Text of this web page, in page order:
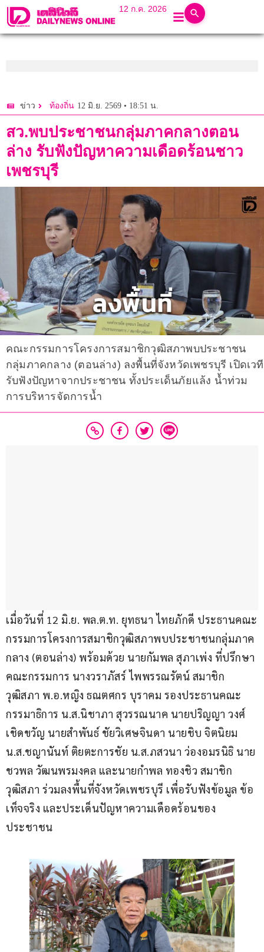
12 ก.ค. 2026
ข่าว ท้องถิ่น 12 มิ.ย. 2569 • 18:51 น.
สว.พบประชาชนกลุ่มภาคกลางตอน
ล่าง รับฟังปัญหาความเดือดร้อนชาว
เพชรบุรี
คณะกรรมการโครงการสมาชิกวุฒิสภาพบประชาชน
กลุ่มภาคกลาง (ตอนล่าง) ลงพื้นที่จังหวัดเพชรบุรี เปิดเวที
รับฟังปัญหาจากประชาชน ทั้งประเด็นภัยแล้ง น้ำท่วม
การบริหารจัดการน้ำ
เมื่อวันที่ 12 มิ.ย. พล.ต.ท. ยุทธนา ไทยภักดี ประธานคณะ
กรรมการโครงการสมาชิกวุฒิสภาพบประชาชนกลุ่มภาค
กลาง (ตอนล่าง) พร้อมด้วย นายกัมพล สุภาเพ่ง ที่ปรึกษา
คณะกรรมการ นางวราภัสร์ ไพพรรณรัตน์ สมาชิก
วุฒิสภา พ.อ.หญิง ธณตศกร บุราคม รองประธานคณะ
กรรมาธิการ น.ส.นิชาภา สุวรรณนาค นายปริญญา วงศ์
เชิดขวัญ นายสำพันธ์ ชัยวิเศษจินดา นายชิบ จิตนิยม
น.ส.ชญานันท์ ติยตะการชัย น.ส.ภสวนา ว่องอมรนิธิ นาย
ชวพล วัฒนพรมงคล และนายกำพล ทองชิว สมาชิก
วุฒิสภา ร่วมลงพื้นที่จังหวัดเพชรบุรี เพื่อรับฟังข้อมูล ข้อ
เท็จจริง และประเด็นปัญหาความเดือดร้อนของ
ประชาชน